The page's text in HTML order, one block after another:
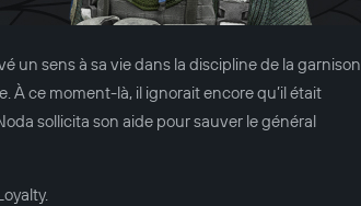
un sens à sa vie dans la discipline de la garnison
À ce moment-là, il ignorait encore qu’il était
sollicita son aide pour sauver le général